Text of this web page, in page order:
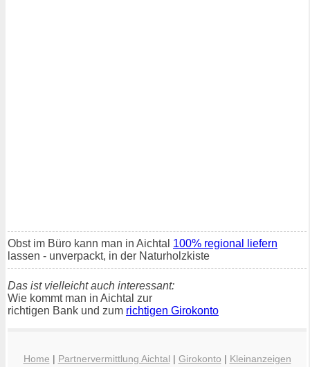
Obst im Büro kann man in Aichtal 100% regional liefern
lassen - unverpackt, in der Naturholzkiste
Das ist vielleicht auch interessant:
Wie kommt man in Aichtal zur
richtigen Bank und zum richtigen Girokonto
Home | Partnervermittlung Aichtal | Girokonto | Kleinanzeigen